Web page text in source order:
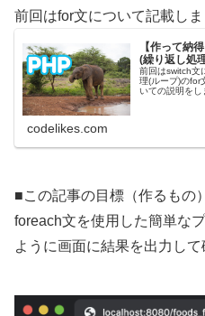
前回はfor文について記載しま
【作って納
(繰り返し処
前回はswitch文
理(ループ)のfor
いての説明をし
codelikes.com
■この記事の目標（作るもの
foreach文を使用した簡単な
ように画面に結果を出力して